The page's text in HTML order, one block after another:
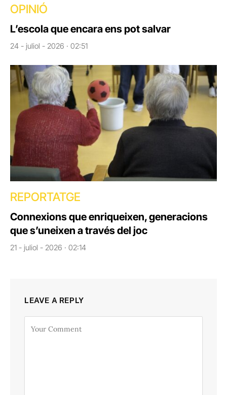
OPINIÓ
L’escola que encara ens pot salvar
24 - juliol - 2026 · 02:51
REPORTATGE
Connexions que enriqueixen, generacions
que s’uneixen a través del joc
21 - juliol - 2026 · 02:14
LEAVE A REPLY